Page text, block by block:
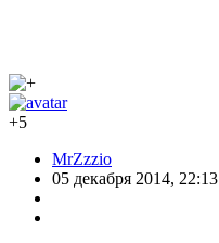
+5
MrZzzio
05 декабря 2014, 22:13